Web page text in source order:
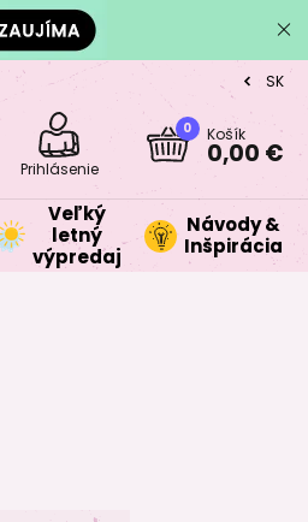
CZ
SK
Prihlásenie
0 Košík
0,00 €
Veľký
letný
výpredaj
Návody &
Inšpirácia